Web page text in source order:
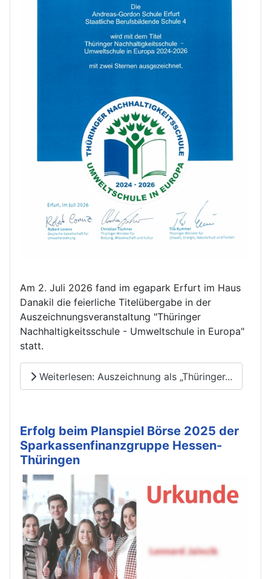
Am 2. Juli 2026 fand im egapark Erfurt im Haus
Danakil die feierliche Titelübergabe in der
Auszeichnungsveranstaltung "Thüringer
Nachhaltigkeitsschule - Umweltschule in Europa"
statt.
Weiterlesen: Auszeichnung als „Thüringer...
Erfolg beim Planspiel Börse 2025 der
Sparkassenfinanzgruppe Hessen-
Thüringen